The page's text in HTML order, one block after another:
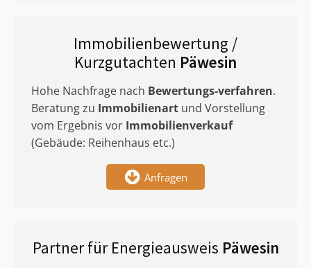
Immobilienbewertung /
Kurzgutachten Päwesin
Hohe Nachfrage nach Bewertungs-verfahren.
Beratung zu Immobilienart und Vorstellung
vom Ergebnis vor Immobilienverkauf
(Gebäude: Reihenhaus etc.)
Anfragen
Partner für Energieausweis Päwesin